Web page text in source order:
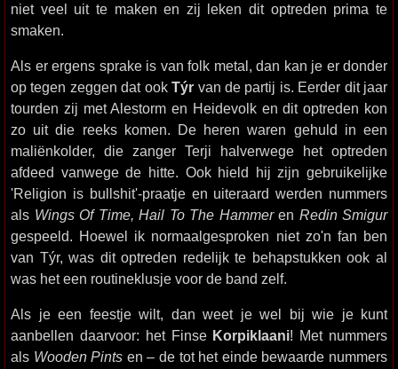
niet veel uit te maken en zij leken dit optreden prima te
smaken.
Als er ergens sprake is van folk metal, dan kan je er donder
op tegen zeggen dat ookTýr van de partij is. Eerder dit jaar
tourden zij met Alestorm en Heidevolk en dit optreden kon
zo uit die reeks komen. De heren waren gehuld in een
maliënkolder, die zanger Terji halverwege het optreden
afdeed vanwege de hitte. Ook hield hij zijn gebruikelijke
'Religion is bullshit'-praatje en uiteraard werden nummers
als Wings Of Time, Hail To The Hammeren Redin Smigur
gespeeld. Hoewel ik normaalgesproken niet zo'n fan ben
van Týr, was dit optreden redelijk te behapstukken ook al
was het een routineklusje voor de band zelf.
Als je een feestje wilt, dan weet je wel bij wie je kunt
aanbellen daarvoor: het Finse Korpiklaani! Met nummers
als Wooden Pints en – de tot het einde bewaarde nummers